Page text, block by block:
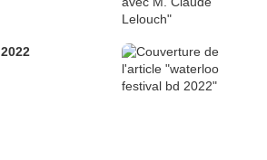
waterloo festival bd 2022